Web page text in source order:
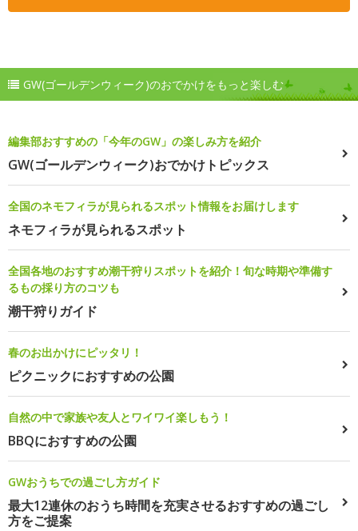
GW(ゴールデンウィーク)のおでかけをもっと楽しむ
編集部おすすめの「今年のGW」の楽しみ方を紹介
GW(ゴールデンウィーク)おでかけトピックス
全国のネモフィラが見られるスポット情報をお届けします
ネモフィラが見られるスポット
全国各地のおすすめ潮干狩りスポットを紹介！旬な時期や準備す
るもの採り方のコツも
潮干狩りガイド
春のお出かけにピッタリ！
ピクニックにおすすめの公園
自然の中で家族や友人とワイワイ楽しもう！
BBQにおすすめの公園
GWおうちでの過ごし方ガイド
最大12連休のおうち時間を充実させるおすすめの過ごし
方をご提案